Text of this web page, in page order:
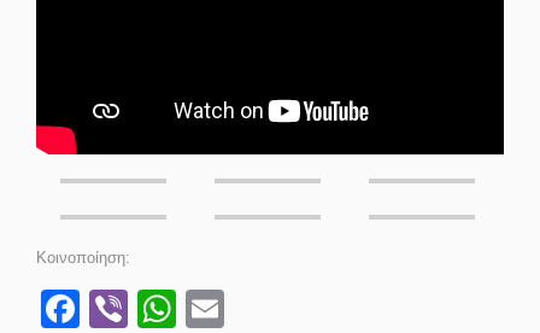
Κοινοποίηση:
Facebook
ViberWhatsApp